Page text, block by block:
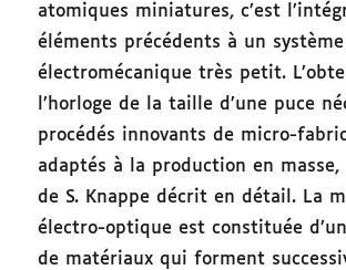
atomiques miniatures, c’est
éléments précédents à un système
électromécanique très petit.
l’horloge de la taille d’une puce
procédés innovants de micro-
adaptés à la production en masse,
de S. Knappe décrit en détail. La
électro-optique est constituée
de matériaux qui forment